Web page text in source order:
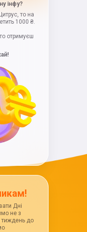
інфу?
то на
1000 ₴.
отримуєш
Дні
не з
тиждень до